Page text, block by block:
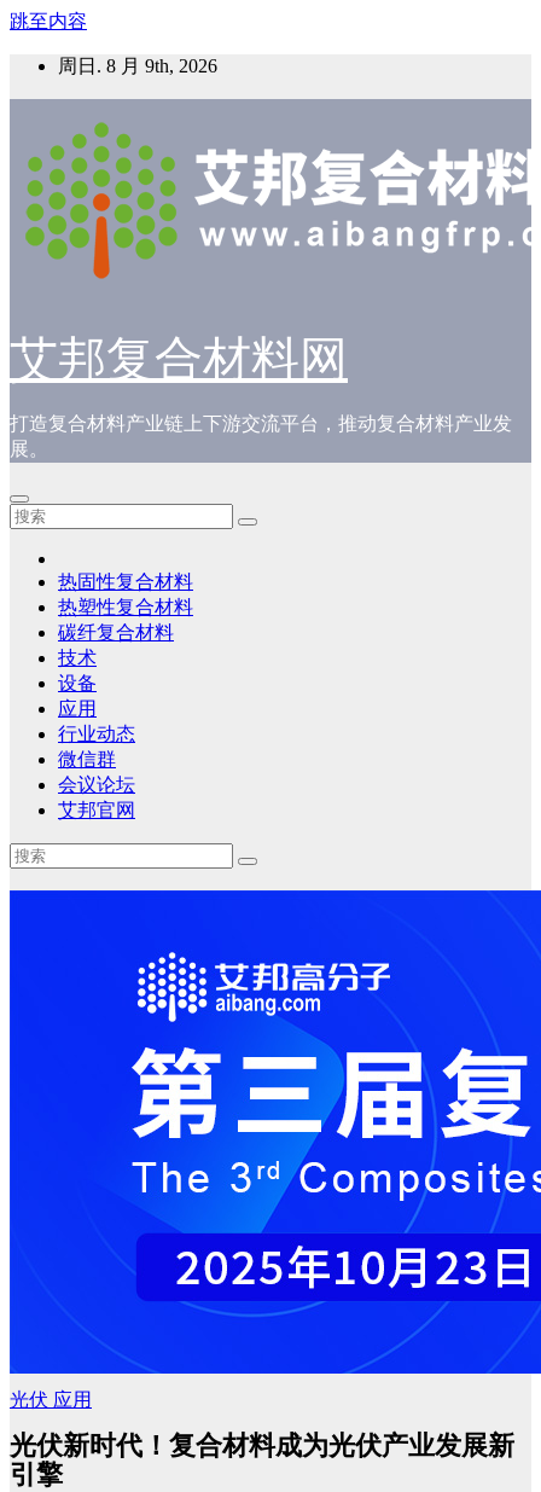
跳至内容
周日. 8 月 9th, 2026
艾邦复合材料网
打造复合材料产业链上下游交流平台，推动复合材料产业发
展。
热固性复合材料
热塑性复合材料
碳纤复合材料
技术
设备
应用
行业动态
微信群
会议论坛
艾邦官网
光伏 应用
光伏新时代！复合材料成为光伏产业发展新
引擎